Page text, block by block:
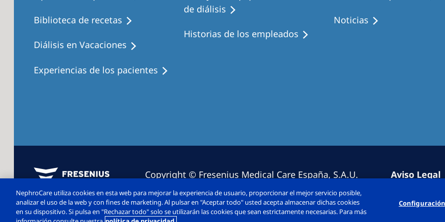
Biblioteca de recetas
Diálisis en Vacaciones
Experiencias de los pacientes
de diálisis
Historias de los empleados
Noticias
Copyright © Fresenius Medical Care España, S.A.U.
2026. Todos los derechos reservado.
Aviso Legal
Diálogo
NephroCare utiliza cookies en esta web para mejorar la experiencia de usuario, proporcionar el mejor servicio posible,
analizar el uso de la web y con fines de marketing. Al pulsar en "Aceptar todo" usted acepta almacenar dichas cookies
en su dispositivo. Si pulsa en "Rechazar todo" solo se utilizarán las cookies que sean estrictamente necesarias. Para más